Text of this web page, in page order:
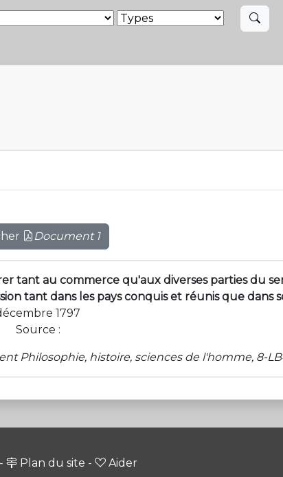
Document 1
tant au commerce qu'aux diverses parties du
tant dans les pays conquis et réunis que dans
1797
Source :
Philosophie, histoire, sciences de l'homme, 8-
- Plan du site - Aider